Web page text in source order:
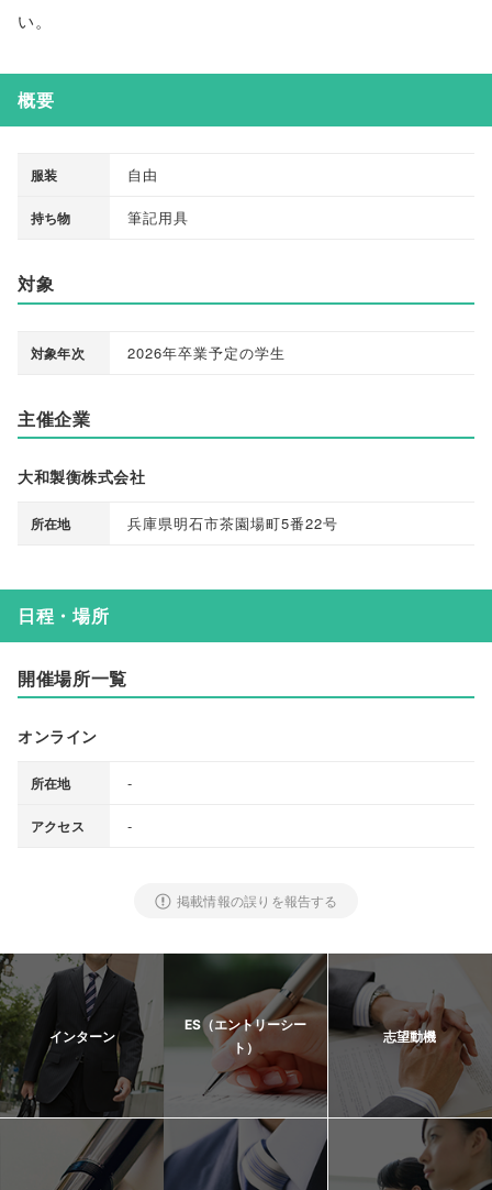
い。
概要
服装 自由
持ち物 筆記用具
対象
対象年次 2026年卒業予定の学生
主催企業
大和製衡株式会社
所在地 兵庫県明石市茶園場町5番22号
日程・場所
開催場所一覧
オンライン
所在地 -
アクセス -
掲載情報の誤りを報告する
インターン
ES（エントリーシー
ト）
志望動機